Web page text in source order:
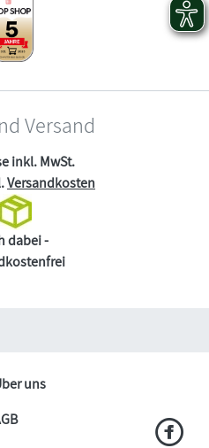
Versand
inkl. MwSt.
Versandkosten
dabei -
uns